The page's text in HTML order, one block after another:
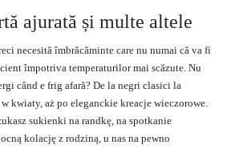
ajurată și multe altele
necesită îmbrăcăminte care nu numai că va fi
împotriva temperaturilor mai scăzute. Nu
când e frig afară? De la negri clasici la
w kwiaty, aż po eleganckie kreacje wieczorowe.
sukienki na randkę, na spotkanie
kolację z rodziną, u nas na pewno